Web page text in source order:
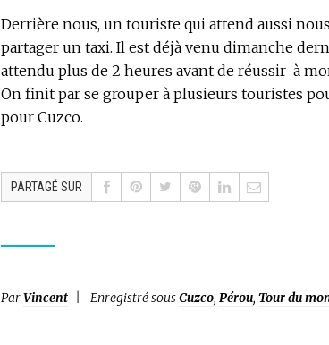
Derrière nous, un touriste qui attend aussi
partager un taxi. Il est déjà venu dimanche
attendu plus de 2 heures avant de réussir à
On finit par se grouper à plusieurs touristes
pour Cuzco.
PARTAGÉ SUR
ParVincent Enregistré sousCuzco, Pérou, Tour du